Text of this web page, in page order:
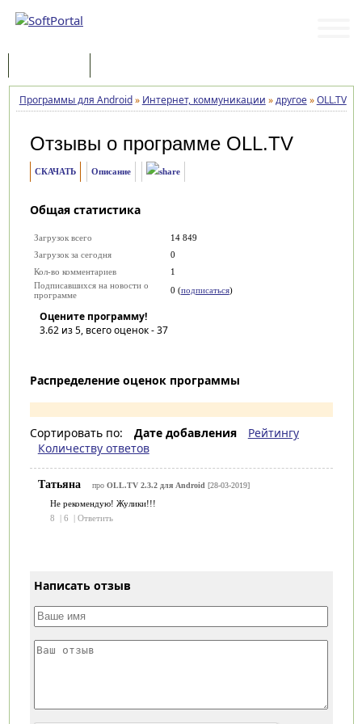
Программы для Android» Интернет, коммуникации »другое»OLL.TV
Отзывы о программе OLL.TV
СКАЧАТЬ Описание
Общая статистика
Загрузок всего
14 849
Загрузок за сегодня
0
Кол-во комментариев
1
Подписавшихся на новости о
программе
0 (подписаться)
Оцените программу!
3.62из 5, всего оценок -37
Распределение оценок программы
Сортировать по: Дате добавления
Рейтингу
Количеству ответов
Татьяна про OLL.TV 2.3.2 для Android [28-03-2019]
Не рекомендую! Жулики!!!
8
| 6 | Ответить
Написать отзыв